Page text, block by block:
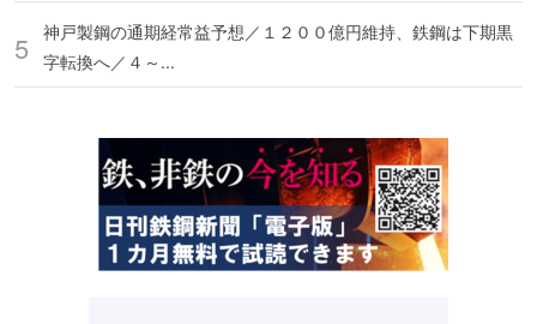
神戸製鋼の通期経常益予想／１２００億円維持、鉄鋼は下期黒
字転換へ／４～...